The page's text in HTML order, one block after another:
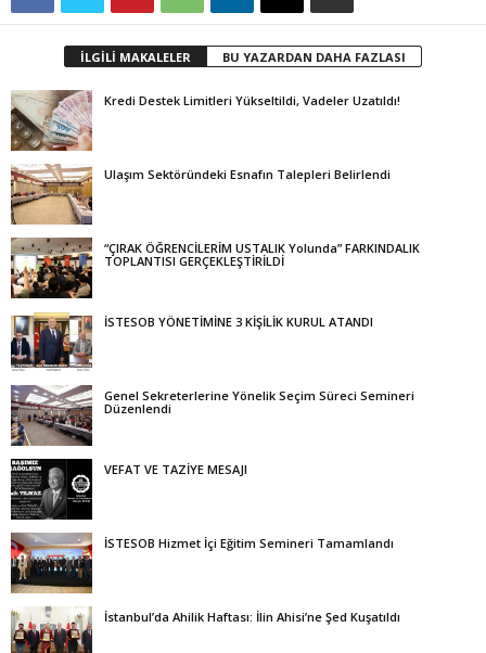
İLGİLİ MAKALELER BU YAZARDAN DAHA FAZLASI
Kredi Destek Limitleri Yükseltildi, Vadeler Uzatıldı!
Ulaşım Sektöründeki Esnafın Talepleri Belirlendi
“ÇIRAK ÖĞRENCİLERİM USTALIK Yolunda” FARKINDALIK
TOPLANTISI GERÇEKLEŞTİRİLDİ
İSTESOB YÖNETİMİNE 3 KİŞİLİK KURUL ATANDI
Genel Sekreterlerine Yönelik Seçim Süreci Semineri
Düzenlendi
VEFAT VE TAZİYE MESAJI
İSTESOB Hizmet İçi Eğitim Semineri Tamamlandı
İstanbul’da Ahilik Haftası: İlin Ahisi’ne Şed Kuşatıldı